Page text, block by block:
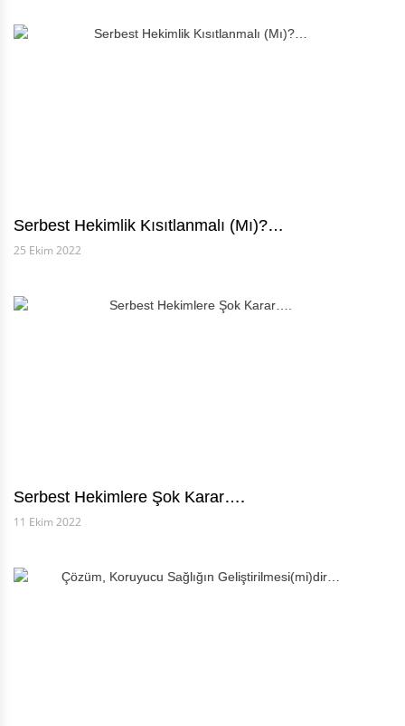
Serbest Hekimlik Kısıtlanmalı (Mı)?…
25 Ekim 2022
Serbest Hekimlere Şok Karar….
11 Ekim 2022